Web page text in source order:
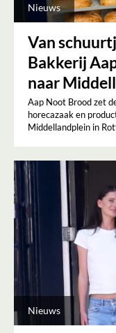
Nieuws
Van
Bakkerij
naar
Aap Noot Brood zet
horecazaak en
Middellandplein in
Nieuws